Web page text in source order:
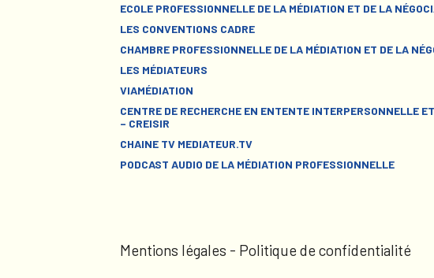
ECOLE PROFESSIONNELLE DE LA MÉDIATION ET DE LA
LES CONVENTIONS CADRE
CHAMBRE PROFESSIONNELLE DE LA MÉDIATION ET DE LA
LES MÉDIATEURS
VIAMÉDIATION
CENTRE DE RECHERCHE EN ENTENTE INTERPERSONNELLE
– CREISIR
CHAINE TV MEDIATEUR.TV
PODCAST AUDIO DE LA MÉDIATION PROFESSIONNELLE
Mentions légales - Politique de confidentialité